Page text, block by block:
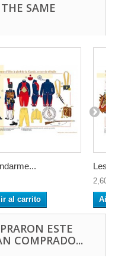
SAME
al carrito
Les...
2,60 €
ESTE
COMPRADO...